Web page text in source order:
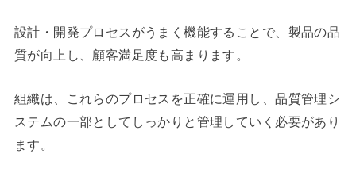
設計・開発プロセスがうまく機能することで、製品の品
質が向上し、顧客満足度も高まります。
組織は、これらのプロセスを正確に運用し、品質管理シ
ステムの一部としてしっかりと管理していく必要があり
ます。